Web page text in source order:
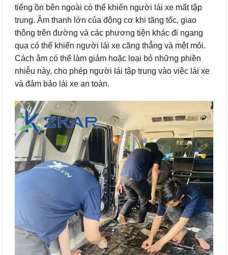
tiếng ồn bên ngoài có thể khiến người lái xe mất tập
trung. Âm thanh lớn của động cơ khi tăng tốc, giao
thông trên đường và các phương tiện khác đi ngang
qua có thể khiến người lái xe căng thẳng và mệt mỏi.
Cách âm có thể làm giảm hoặc loại bỏ những phiền
nhiễu này, cho phép người lái tập trung vào việc lái xe
và đảm bảo lái xe an toàn.